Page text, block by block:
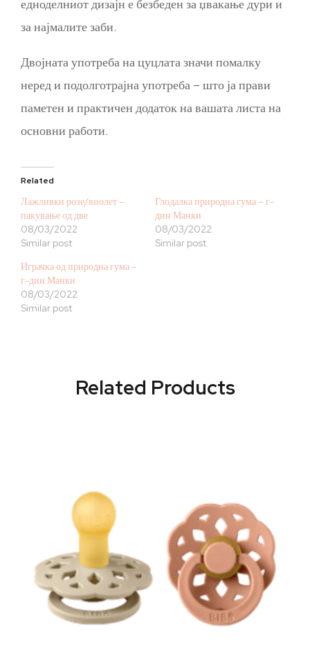
едноделниот дизајн е безбеден за џвакање дури и
за најмалите заби.
Двојната употреба на цуцлата значи помалку
неред и подолготрајна употреба – што ја прави
паметен и практичен додаток на вашата листа на
основни работи.
Related
Лажливки розе/виолет –
пакување од две
08/03/2022
Similar post
Глодалка природна гума – г-
дин Манки
08/03/2022
Similar post
Играчка од природна гума –
г-дин Манки
08/03/2022
Similar post
Related Products